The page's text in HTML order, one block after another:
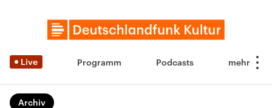
Live Programm Podcasts
Archiv